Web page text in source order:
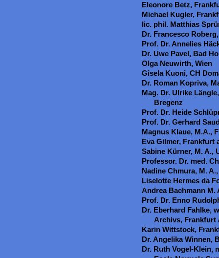
Eleonore Betz,
Michael Kugler,
lic. phil. Matthias
Dr. Francesco
Prof. Dr. Annelies
Dr. Uwe Pavel, Bad
Olga Neuwirth, Wien
Gisela Kuoni, CH
Dr. Roman Kopriva,
Mag. Dr. Ulrike
Bregenz
Prof. Dr. Heide
Prof. Dr. Gerhard
Magnus Klaue, M.A.,
Eva Gilmer, Frankfurt
Sabine Kürner, M. A.,
Professor. Dr. med.
Nadine Chmura, M.
Liselotte Hermes da
Andrea Bachmann M.
Prof. Dr. Enno
Dr. Eberhard Fahlke,
Archivs, Frankfurt
Karin Wittstock,
Dr. Angelika Winnen,
Dr. Ruth Vogel-Klein,